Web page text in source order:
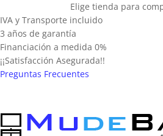
Elige tienda para
IVA y Transporte incluido
3 años de garantía
Financiación a medida 0%
¡¡Satisfacción Asegurada!!
Preguntas Frecuentes